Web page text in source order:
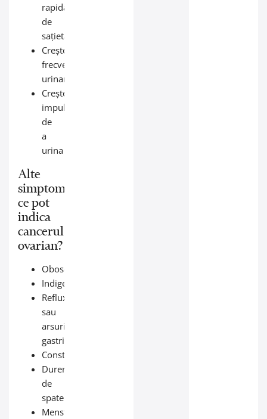
rapidă
de
sațietate
Creșterea
frecvenței
urinare
Creșterea
impulsului
de
a
urina
Alte
simptome
ce pot
indica
cancerul
ovarian?
Oboseală
Indigestie
Reflux
sau
arsuri
gastrice
Constipație
Dureri
de
spate
Menstruații